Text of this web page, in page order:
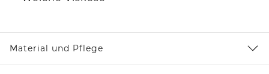
Material und Pflege